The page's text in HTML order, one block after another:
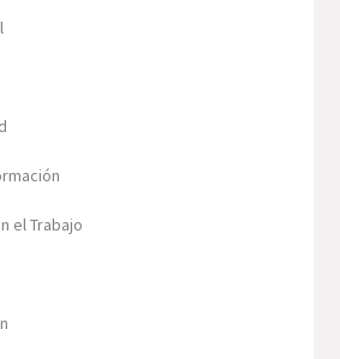
el Trabajo